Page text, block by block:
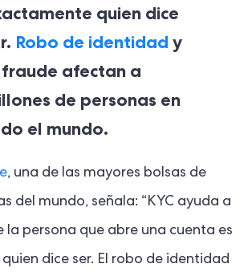
quien dice
Robo de identidad y
afectan a
de personas en
el mundo.
, una de las mayores bolsas de
del mundo, señala: “KYC ayuda a
la persona que abre una cuenta es
dice ser. El robo de identidad